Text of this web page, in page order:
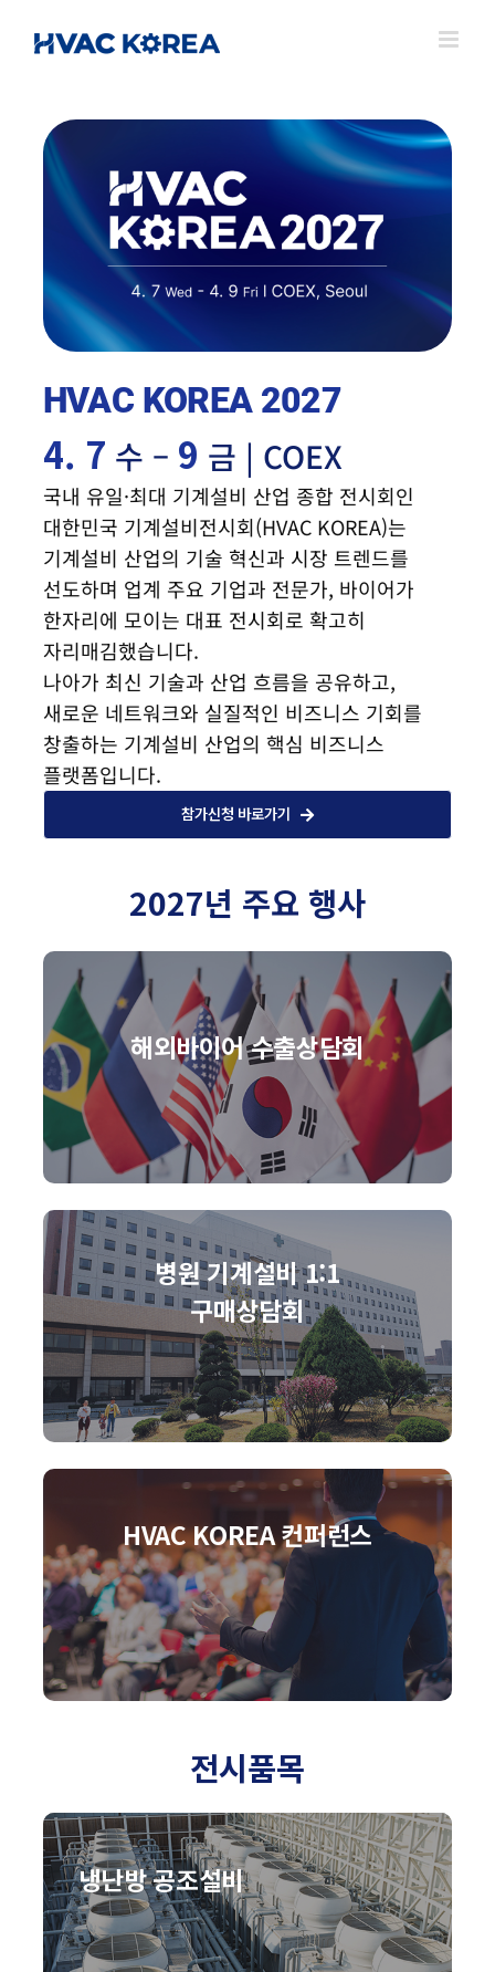
HVAC KOREA 2027
4. 7 수 – 9 금 | COEX
국내 유일·최대 기계설비 산업 종합 전시회인
대한민국 기계설비전시회(HVAC KOREA)는
기계설비 산업의 기술 혁신과 시장 트렌드를
선도하며 업계 주요 기업과 전문가, 바이어가
한자리에 모이는 대표 전시회로 확고히
자리매김했습니다.
나아가 최신 기술과 산업 흐름을 공유하고,
새로운 네트워크와 실질적인 비즈니스 기회를
창출하는 기계설비 산업의 핵심 비즈니스
플랫폼입니다.
참가신청 바로가기
2027년 주요 행사
해외바이어 수출상담회
병원 기계설비 1:1
구매상담회
HVAC KOREA 컨퍼런스
전시품목
냉난방 공조설비